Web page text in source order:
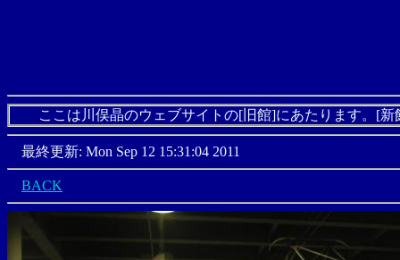
ここは川俣晶のウェブサイトの[旧館]にあたります。[新
最終更新: Mon Sep 12 15:31:04 2011
BACK